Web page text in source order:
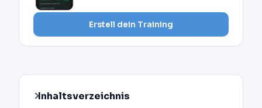
Erstell dein Training
Inhaltsverzeichnis